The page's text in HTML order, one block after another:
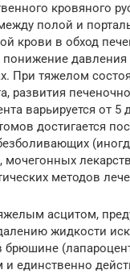
кровяного
полой и
крови в обход
понижение
При тяжелом
развития
варьируется от 5
достигается
мочегонных
методов
асцитом,
жидкости
брюшине
и единственно